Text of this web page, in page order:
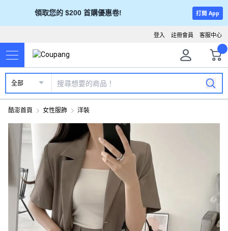
領取您的 $200 首購優惠卷! 打開 App
客服中心
註冊會員
登入
全部
酷澎首頁 女性服飾 洋裝